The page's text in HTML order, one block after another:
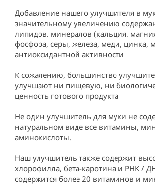
Добавление нашего улучшителя в
значительному увеличению
липидов, минералов (кальция,
фосфора, серы, железа, меди, цинка,
антиоксидантной активности
К сожалению, большинство
улучшают ни пищевую, ни
ценность готового продукта
Не один улучшитель для муки не
натуральном виде все витамины,
аминокислоты.
Наш улучшитель также содержит
хлорофилла, бета-каротина и РНК /
содержится более 20 витаминов и